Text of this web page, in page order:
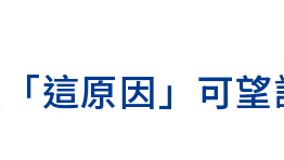
這原因」可望